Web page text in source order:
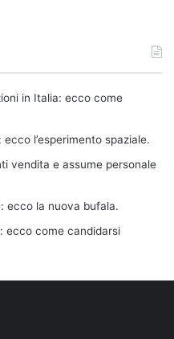
in Italia: ecco come
l’esperimento spaziale.
vendita e assume personale
ecco la nuova bufala.
ecco come candidarsi